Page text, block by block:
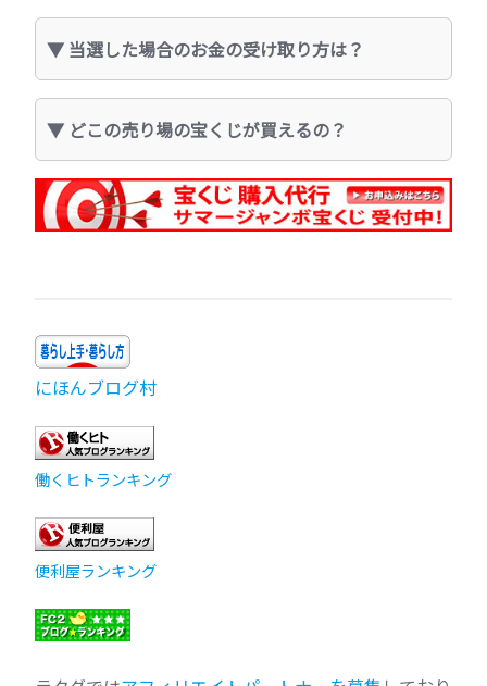
当選した場合のお金の受け取り方は？
どこの売り場の宝くじが買えるの？
にほんブログ村
働くヒトランキング
便利屋ランキング